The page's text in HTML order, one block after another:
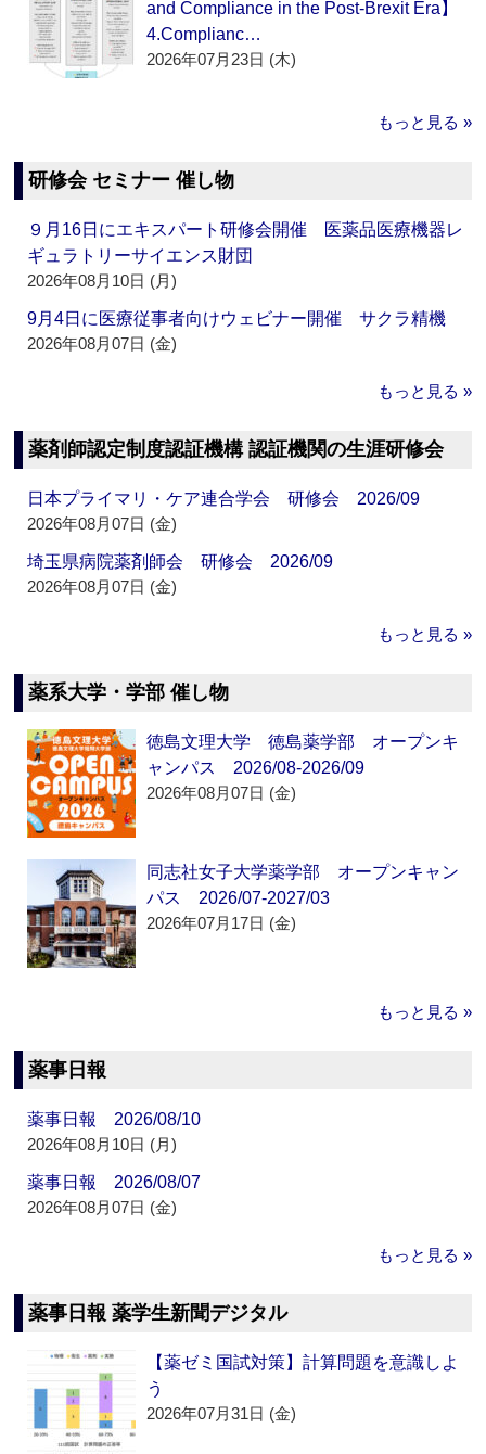
and Compliance in the Post-Brexit Era】
4.Complianc…
2026年07月23日 (木)
もっと見る »
研修会 セミナー 催し物
９月16日にエキスパート研修会開催 医薬品医療機器レ
ギュラトリーサイエンス財団
2026年08月10日 (月)
9月4日に医療従事者向けウェビナー開催 サクラ精機
2026年08月07日 (金)
もっと見る »
薬剤師認定制度認証機構 認証機関の生涯研修会
日本プライマリ・ケア連合学会 研修会 2026/09
2026年08月07日 (金)
埼玉県病院薬剤師会 研修会 2026/09
2026年08月07日 (金)
もっと見る »
薬系大学・学部 催し物
徳島文理大学 徳島薬学部 オープンキ
ャンパス 2026/08-2026/09
2026年08月07日 (金)
同志社女子大学薬学部 オープンキャン
パス 2026/07-2027/03
2026年07月17日 (金)
もっと見る »
薬事日報
薬事日報 2026/08/10
2026年08月10日 (月)
薬事日報 2026/08/07
2026年08月07日 (金)
もっと見る »
薬事日報 薬学生新聞デジタル
【薬ゼミ国試対策】計算問題を意識しよ
う
2026年07月31日 (金)